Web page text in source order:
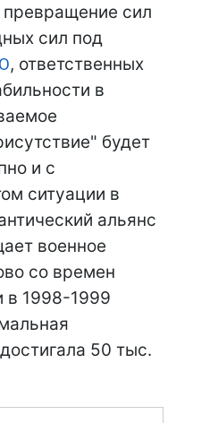
превращение сил
сил под
, ответственных
в
будет
и с
ситуации в
альянс
военное
со времен
в 1998-1999
50 тыс.